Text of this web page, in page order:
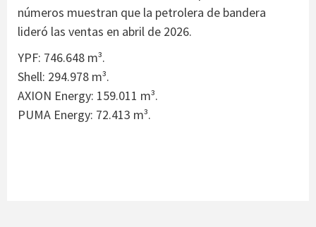
números muestran que la petrolera de bandera
lideró las ventas en abril de 2026.
YPF: 746.648 m³.
Shell: 294.978 m³.
AXION Energy: 159.011 m³.
PUMA Energy: 72.413 m³.